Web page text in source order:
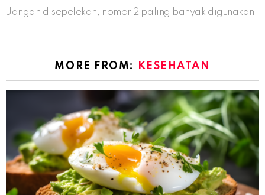
Jangan disepelekan, nomor 2 paling banyak digunakan
MORE FROM: KESEHATAN